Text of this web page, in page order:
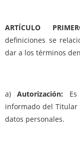
ARTÍCULO
definiciones se
dar a los términos
a)Autorización:
informado del Titular
datos personales.